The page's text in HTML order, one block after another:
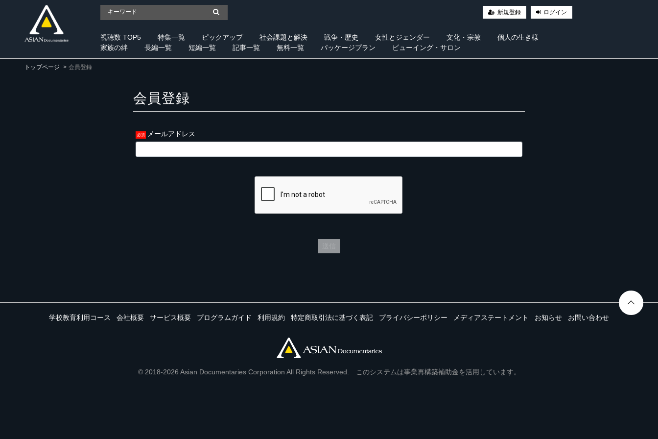
新規登録 ログイン
視聴数 TOP5 特集一覧 ピックアップ 社会課題と解決 戦争・歴史 女性とジェンダー 文化・宗教
個人の生き様
家族の絆
長編一覧 短編一覧 記事一覧 無料一覧 パッケージプラン ビューイング・サロン
トップページ 会員登録
会員登録
メールアドレス
学校教育利用コース 会社概要 サービス概要 プログラムガイド 利用規約 特定商取引法に基づく表記 プライバシーポリシー メディアステートメント お知らせ お問い合わせ
© 2018-2026 Asian Documentaries Corporation All Rights Reserved. このシステムは事業再構築補助金を活用しています。